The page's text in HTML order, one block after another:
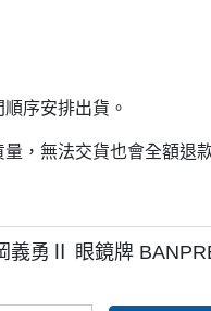
序安排出貨。
，無法交貨也會全額退
義勇Ⅱ 眼鏡牌